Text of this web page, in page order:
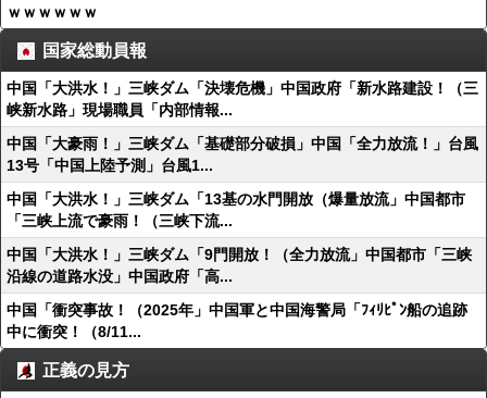
ｗｗｗｗｗｗ
国家総動員報
中国「大洪水！」三峡ダム「決壊危機」中国政府「新水路建設！（三
峡新水路」現場職員「内部情報...
中国「大豪雨！」三峡ダム「基礎部分破損」中国「全力放流！」台風
13号「中国上陸予測」台風1...
中国「大洪水！」三峡ダム「13基の水門開放（爆量放流」中国都市
「三峡上流で豪雨！（三峡下流...
中国「大洪水！」三峡ダム「9門開放！（全力放流」中国都市「三峡
沿線の道路水没」中国政府「高...
中国「衝突事故！（2025年」中国軍と中国海警局「ﾌｨﾘﾋﾟﾝ船の追跡
中に衝突！（8/11...
正義の見方